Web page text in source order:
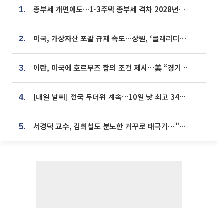
1. 종부세 개편에도…1·3주택 종부세 격차 2028년부터 확대
2. 미국, 가상자산 포괄 규제 속도…상원, ‘클래리티법’ 9월 절차투표 추진
3. 이란, 미국에 호르무즈 합의 조건 제시…美 “경기 아직 안 끝나” [종합]
4. [내일 날씨] 전국 무더위 계속…10일 낮 최고 34도 육박
5. 서경덕 교수, 김희철도 분노한 거꾸로 태극기⋯"엉터리는 아냐, 아쉬울 뿐"